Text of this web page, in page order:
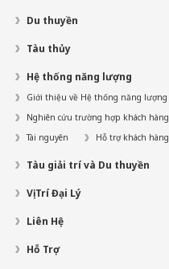
Du thuyền
Tàu thủy
Hệ thống năng lượng
Giới thiệu về Hệ thống năng lượng
Nghiên cứu trường hợp khách hàng
Tài nguyên
Hỗ trợ khách hàng
Tàu giải trí và Du thuyền
Vị Trí Đại Lý
Liên Hệ
Hỗ Trợ